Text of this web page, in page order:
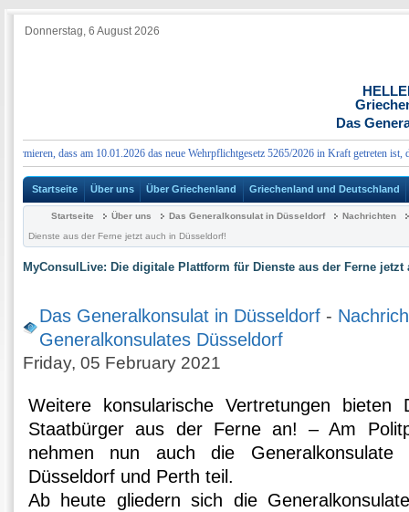
Donnerstag, 6 August 2026
Das
dass am 10.01.2026 das neue Wehrpflichtgesetz 5265/2026 in Kraft getreten ist,
Startseite Über uns Über Griechenland Griechenland und Deutschland
Startseite Über uns Das Generalkonsulat in Düsseldorf
Nachrichten
Dienste aus der Ferne jetzt auch in Düsseldorf!
MyConsulLive: Die digitale Plattform für Dienste aus der Ferne
Das Generalkonsulat in Düsseldorf -
Generalkonsulates Düsseldorf
Friday, 05 February 2021
Weitere konsularische Vertretungen bieten
Staatbürger aus der Ferne an! – Am
nehmen nun auch die Generalkonsulate
Düsseldorf und Perth teil.
Ab heute gliedern sich die